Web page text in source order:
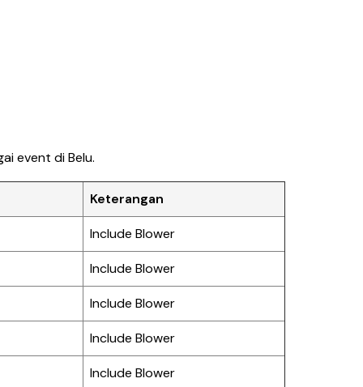
event di Belu.
Keterangan
Include Blower
Include Blower
Include Blower
Include Blower
Include Blower